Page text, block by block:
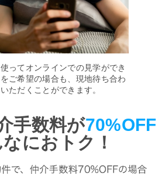
ってオンラインでの見学ができ
ご希望の場合も、現地待ち合わ
ただくことができます。
手数料が70%OFF
におトク！